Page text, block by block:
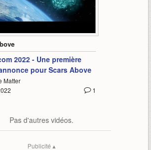
2022 - Une première
pour Scars Above
Matter
1
Pas d'autres vidéos.
Publicité ▴